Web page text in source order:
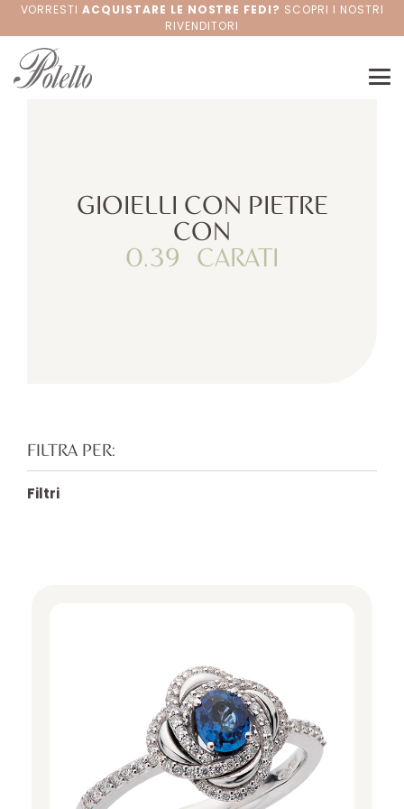
VORRESTIACQUISTARE LE NOSTRE FEDI? SCOPRI I NOSTRI
RIVENDITORI
GIOIELLI CON PIETRE
CON
0.39
CARATI
FILTRA PER:
Filtri